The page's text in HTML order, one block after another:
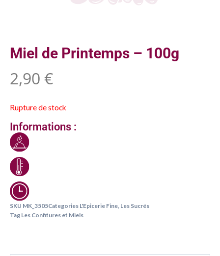
Miel de Printemps – 100g
2,90 €
Rupture de stock
Informations :
SKU MK_3505Categories L'Epicerie Fine Les Sucrés
Tag Les Confitures et Miels